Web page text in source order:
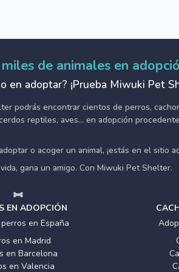
de animales en
en adoptar? ¡Prueba Miwuki Pet
podrás encontrar cientos de perros,
reptiles, aves... en adopción
o acoger un animal, ¡estás en el sitio
gana un amigo. Con Miwuki Pet Shelter.
EN ADOPCIÓN
en España
en Madrid
en Barcelona
en Valencia